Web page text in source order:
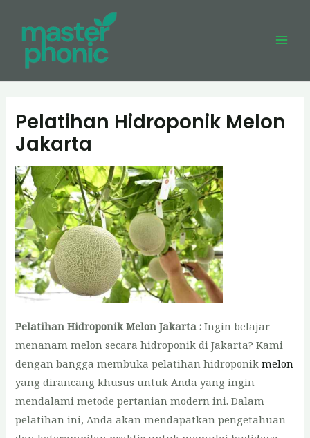
content
Pelatihan Hidroponik Melon
Jakarta
Pelatihan Hidroponik Melon Jakarta : Ingin belajar
menanam melon secara hidroponik di Jakarta? Kami
dengan bangga membuka pelatihan hidroponikmelon
yang dirancang khusus untuk Anda yang ingin
mendalami metode pertanian modern ini. Dalam
pelatihan ini, Anda akan mendapatkan pengetahuan